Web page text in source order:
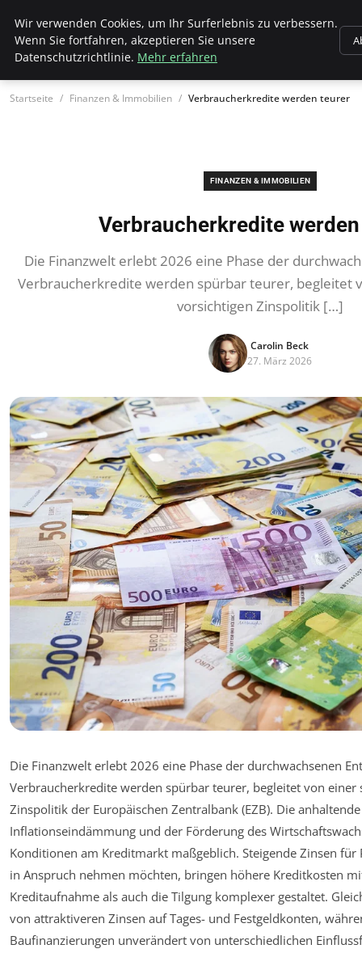
Wk Institut
Startseite Finanzen & Immobilien Verbraucherkredite werden teurer
FINANZEN & IMMOBILIEN
Verbraucherkredite
Die Finanzwelt erlebt 2026 eine Phase der
Verbraucherkredite werden spürbar teurer, begleitet
vorsichtigen Zinspolitik […]
Carolin Beck
27. März 2026
Die Finanzwelt erlebt 2026 eine Phase der durchwachsenen
Verbraucherkredite werden spürbar teurer, begleitet von einer
Zinspolitik der Europäischen Zentralbank (EZB). Die
Inflationseindämmung und der Förderung des
Konditionen am Kreditmarkt maßgeblich. Steigende Zinsen
in Anspruch nehmen möchten, bringen höhere Kreditkosten
Kreditaufnahme als auch die Tilgung komplexer gestaltet.
von attraktiveren Zinsen auf Tages- und Festgeldkonten,
Baufinanzierungen unverändert von unterschiedlichen
Wir verwenden Cookies, um Ihr Surferlebnis zu verbessern.
Wenn Sie fortfahren, akzeptieren Sie unsere
Datenschutzrichtlinie. Mehr erfahren